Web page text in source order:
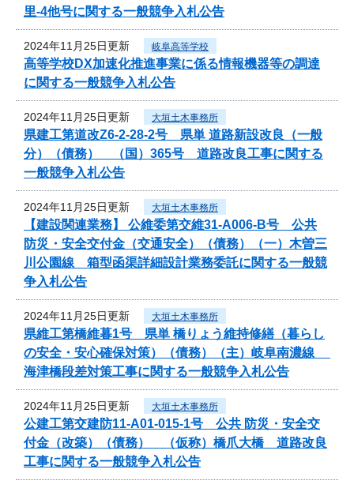
里-4他号に関する一般競争入札公告
2024年11月25日更新 岐阜高等学校
高等学校DX加速化推進事業に係る情報機器等の調達
に関する一般競争入札公告
2024年11月25日更新 大垣土木事務所
県建工第道改Z6-2-28-2号 県単 道路新設改良（一般
分）（債務） （国）365号 道路改良工事に関する
一般競争入札公告
2024年11月25日更新 大垣土木事務所
【建設関連業務】 公維委第交維31-A006-B号 公共
防災・安全交付金（交通安全）（債務）（一）木曽三
川公園線 箱型函渠詳細設計業務委託に関する一般競
争入札公告
2024年11月25日更新 大垣土木事務所
県維工第橋維暮1号 県単 橋りょう維持修繕（暮らし
の安全・安心確保対策）（債務）（主）岐阜南濃線
海津橋段差対策工事に関する一般競争入札公告
2024年11月25日更新 大垣土木事務所
公建工第交建防11-A01-015-1号 公共 防災・安全交
付金（改築）（債務） （仮称）橋爪大橋 道路改良
工事に関する一般競争入札公告